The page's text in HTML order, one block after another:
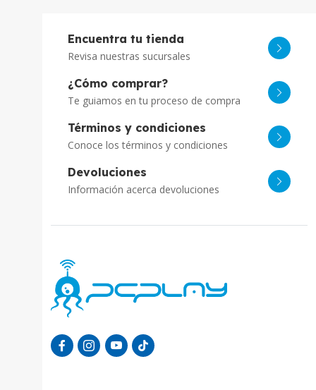
Encuentra tu tienda
Revisa nuestras sucursales
¿Cómo comprar?
Te guiamos en tu proceso de compra
Términos y condiciones
Conoce los términos y condiciones
Devoluciones
Información acerca devoluciones